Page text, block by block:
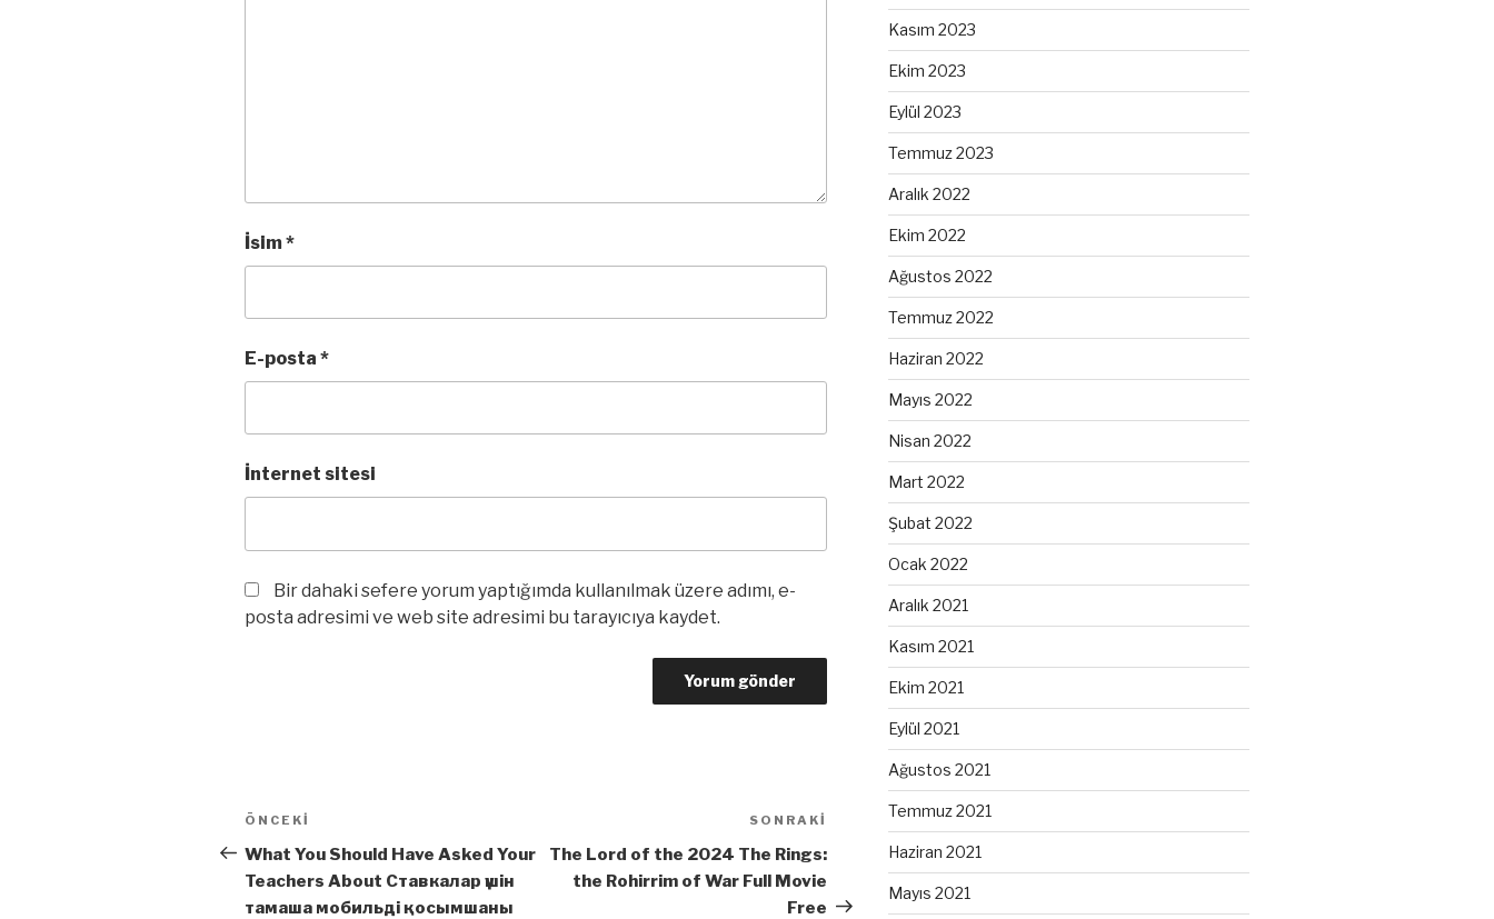
İsim*
E-posta *
İnternet sitesi
Bir dahaki sefere yorum yaptığımda kullanılmak üzere adımı, e-
posta adresimi ve web site adresimi bu tarayıcıya kaydet.
Yazı
dolaşımı
Önceki
Yazı
ÖNCEKI
What You Should Have Asked Your
Teachers About Ставкалар үшін
тамаша мобильді қосымшаны
Sonraki
Yazı
SONRAKI
The Lord of the 2024 The Rings:
the Rohirrim of War Full Movie
Free
Kasım 2023
Ekim 2023
Eylül 2023
Temmuz 2023
Aralık 2022
Ekim 2022
Ağustos 2022
Temmuz 2022
Haziran 2022
Mayıs 2022
Nisan 2022
Mart 2022
Şubat 2022
Ocak 2022
Aralık 2021
Kasım 2021
Ekim 2021
Eylül 2021
Ağustos 2021
Temmuz 2021
Haziran 2021
Mayıs 2021